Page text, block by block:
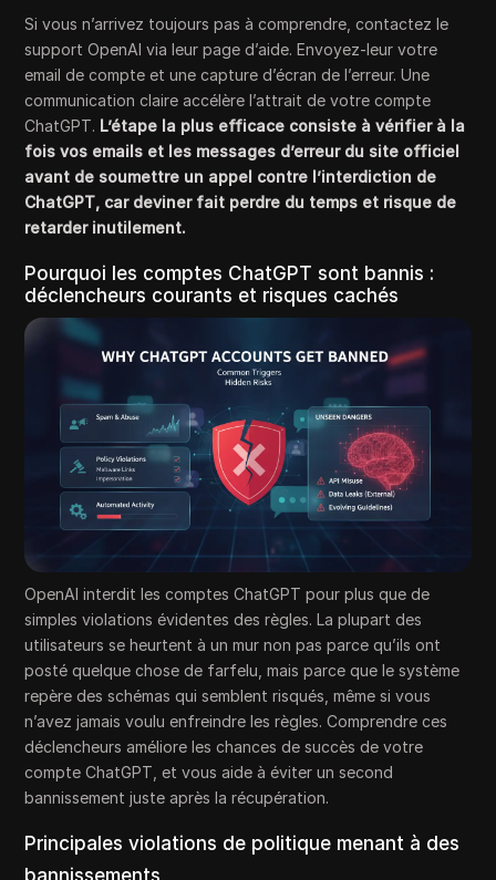
Si vous n’arrivez toujours pas à comprendre, contactez le
support OpenAI via leur page d’aide. Envoyez-leur votre
email de compte et une capture d’écran de l’erreur. Une
communication claire accélère l’attrait de votre compte
ChatGPT. L’étape la plus efficace consiste à vérifier à la
fois vos emails et les messages d’erreur du site officiel
avant de soumettre un appel contre l’interdiction de
ChatGPT, car deviner fait perdre du temps et risque de
retarder inutilement.
Pourquoi les comptes ChatGPT sont bannis :
déclencheurs courants et risques cachés
OpenAI interdit les comptes ChatGPT pour plus que de
simples violations évidentes des règles. La plupart des
utilisateurs se heurtent à un mur non pas parce qu’ils ont
posté quelque chose de farfelu, mais parce que le système
repère des schémas qui semblent risqués, même si vous
n’avez jamais voulu enfreindre les règles. Comprendre ces
déclencheurs améliore les chances de succès de votre
compte ChatGPT, et vous aide à éviter un second
bannissement juste après la récupération.
Principales violations de politique menant à des